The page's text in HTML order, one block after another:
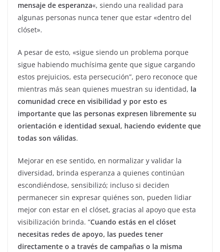
mensaje de esperanza«, siendo una realidad para
algunas personas nunca tener que estar «dentro del
clóset».
A pesar de esto, «sigue siendo un problema porque
sigue habiendo muchísima gente que sigue cargando
estos prejuicios, esta persecución”, pero reconoce que
mientras más sean quienes muestran su identidad, la
comunidad crece en visibilidad y por esto es
importante que las personas expresen libremente su
orientación e identidad sexual, haciendo evidente que
todas son válidas.
Mejorar en ese sentido, en normalizar y validar la
diversidad, brinda esperanza a quienes continúan
escondiéndose, sensibilizó; incluso si deciden
permanecer sin expresar quiénes son, pueden lidiar
mejor con estar en el clóset, gracias al apoyo que esta
visibilización brinda. “Cuando estás en el clóset
necesitas redes de apoyo, las puedes tener
directamente o a través de campañas o la misma